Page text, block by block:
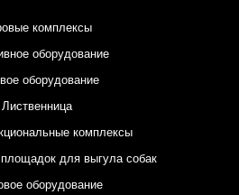
комплексы
оборудование
оборудование
Лиственница
комплексы
для выгула собак
оборудование